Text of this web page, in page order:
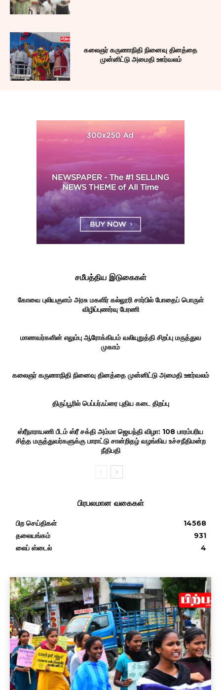
கலைஞர் கருணாநிதி நினைவு தினத்தை
முன்னிட்டு அமைதி ஊர்வலம்
சமீபத்திய இடுகைகள்
கோவை புலியகுளம் அரசு மகளிர் கல்லூரி சார்பில் போதைப் பொருள்
விழிப்புணர்வு பேரணி
மாணவர்களின் எலும்பு ஆரோக்கியம் வலியுறுத்தி சிறப்பு மருத்துவ
முகாம்
கலைஞர் கருணாநிதி நினைவு தினத்தை முன்னிட்டு அமைதி ஊர்வலம்
திருப்பூரில் பெப்பர்ஃப்ரை புதிய கடை திறப்பு
ஸ்ரீநாராயணி பீடம் ஸ்ரீ சக்தி அம்மா ஜெயந்தி விழா: 108 பாரம்பரிய
சித்த மருத்துவர்களுக்கு பாராட்டு சான்றிதழ் வழங்கிய உச்சநீதிமன்ற
நீதிபதி
பிரபலமான வகைகள்
பிற செய்திகள்
14568
தலையங்கம்
931
லைப் ஸ்டைல்
4